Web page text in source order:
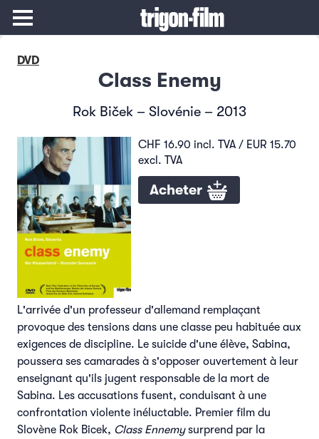
DVD
Class Enemy
Rok Biček – Slovénie – 2013
CHF 16.90 incl. TVA / EUR 15.70
excl. TVA
Acheter
L'arrivée d'un professeur d'allemand remplaçant
provoque des tensions dans une classe peu habituée aux
exigences de discipline. Le suicide d'une élève, Sabina,
poussera ses camarades à s'opposer ouvertement à leur
enseignant qu'ils jugent responsable de la mort de
Sabina. Les accusations fusent, conduisant à une
confrontation violente inéluctable. Premier film du
Slovène Rok Bicek, Class Ennemysurprend par la